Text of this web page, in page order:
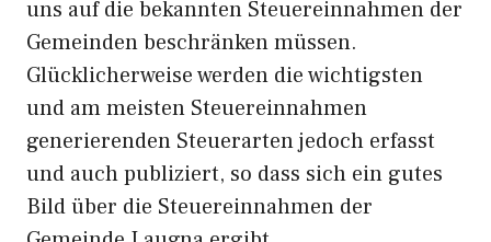
uns auf die bekannten Steuereinnahmen der
Gemeinden beschränken müssen.
Glücklicherweise werden die wichtigsten
und am meisten Steuereinnahmen
generierenden Steuerarten jedoch erfasst
und auch publiziert, so dass sich ein gutes
Bild über die Steuereinnahmen der